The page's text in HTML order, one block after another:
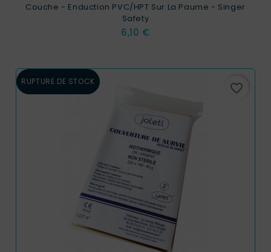
Couche - Enduction PVC/HPT Sur La Paume - Singer
Safety
Prix
6,10 €
RUPTURE DE STOCK favorite_border